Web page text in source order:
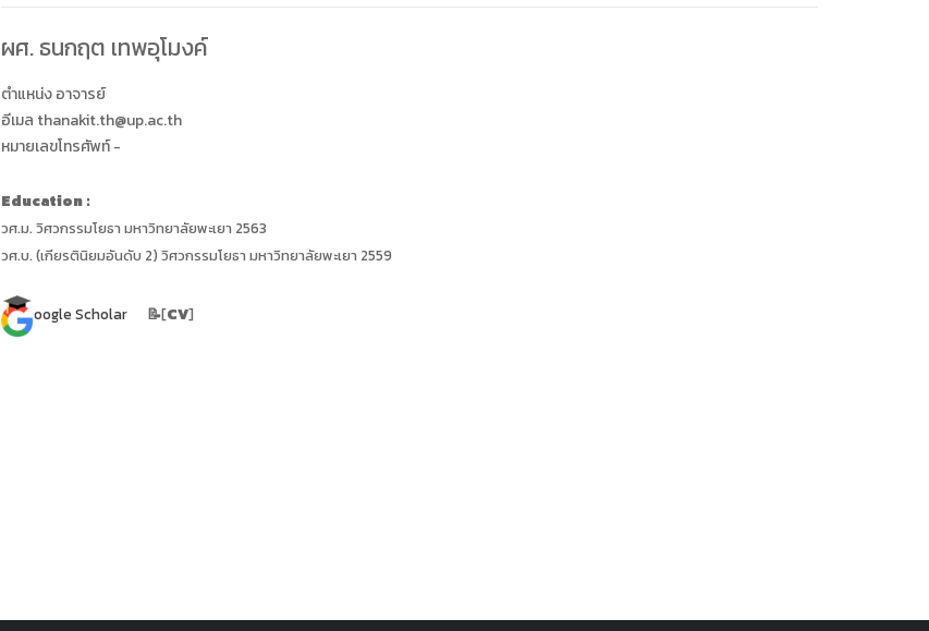
ผศ. ธนกฤต เทพอุโมงค์
ตำแหน่ง อาจารย์
อีเมล thanakit.th@up.ac.th
หมายเลขโทรศัพท์ -
Education :
วศ.ม. วิศวกรรมโยธา มหาวิทยาลัยพะเยา 2563
วศ.บ. (เกียรตินิยมอันดับ 2) วิศวกรรมโยธา มหาวิทยาลัยพะเยา 2559
oogle Scholar 📝[CV]